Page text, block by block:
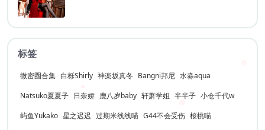
标签
微密圈合集 白栎Shirly 神楽坂真冬 Bangni邦尼 水淼aqua
Natsuko夏夏子 日奈娇 鹿八岁baby 轩萧学姐 半半子 小仓千代w
屿鱼Yukako 星之迟迟 过期米线线喵 G44不会受伤 桜桃喵